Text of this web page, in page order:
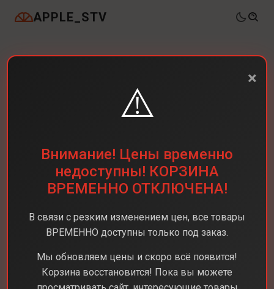
APPLE_STV
×
⚠️
Внимание! Цены временно
недоступны! КОРЗИНА
ВРЕМЕННО ОТКЛЮЧЕНА!
В связи с резким изменением цен, все товары
ВРЕМЕННО доступны только под заказ.
Мы обновляем цены и скоро всё появится!
Корзина восстановится! Пока вы можете